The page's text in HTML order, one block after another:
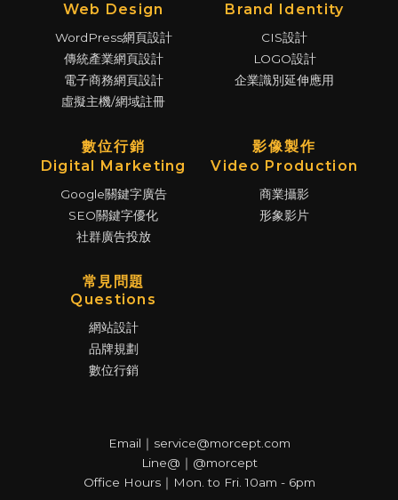
Web Design
WordPress網頁設計
傳統產業網頁設計
電子商務網頁設計
虛擬主機/網域註冊
Brand Identity
CIS設計
LOGO設計
企業識別延伸應用
數位行銷
Digital Marketing
Google關鍵字廣告
SEO關鍵字優化
社群廣告投放
影像製作
Video Production
商業攝影
形象影片
常見問題
Questions
網站設計
品牌規劃
數位行銷
Email｜service@morcept.com
Line@｜@morcept
Office Hours｜Mon. to Fri. 10am - 6pm